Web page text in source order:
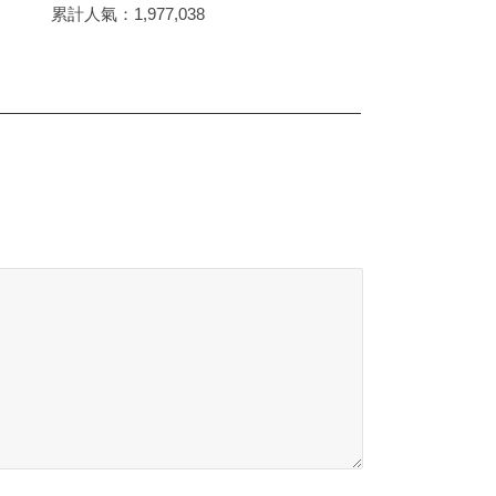
累計人氣： 1,977,038